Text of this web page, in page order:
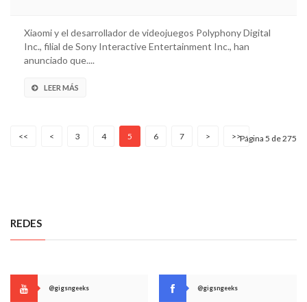
Xiaomi y el desarrollador de videojuegos Polyphony Digital
Inc., filial de Sony Interactive Entertainment Inc., han
anunciado que....
LEER MÁS
<< < 3 4 5 6 7 > >>Página 5 de 275
REDES
@gigsngeeks @gigsngeeks